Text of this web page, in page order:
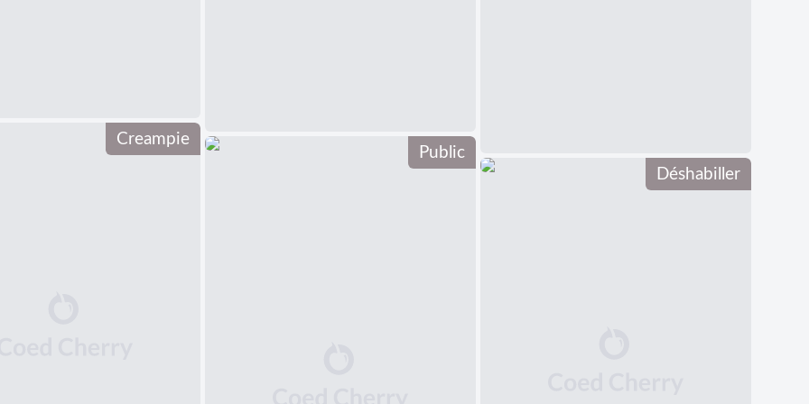
Creampie
Public
Déshabiller